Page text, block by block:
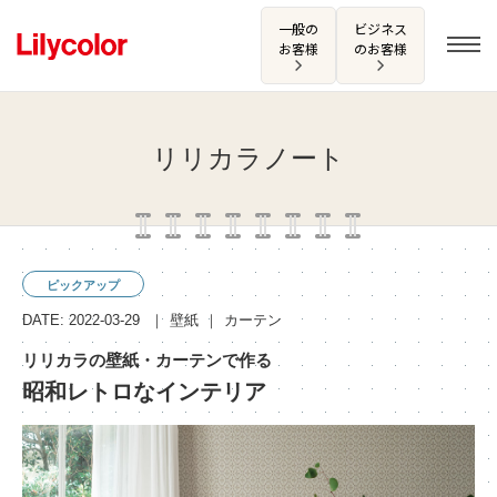
一般の
お客様
ビジネス
のお客様
サンプル・カタログ請求／お問い合わせ
お気に入り
商品を探す
商品を探す トップ
壁紙
カタログ一覧
リリカラノート
リリカラの壁紙・カーテンで作る
昭和レトロなインテリア
ピックアップ
DATE: 2022-03-29 壁紙 カーテン